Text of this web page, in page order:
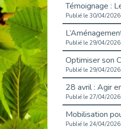
Publié le 30/04/2026
Publié le 29/04/2026
Publié le 29/04/2026
Publié le 27/04/2026
Publié le 24/04/2026